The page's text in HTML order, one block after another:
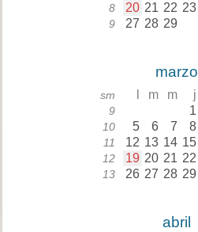
8 20 21 22 23
9 27 28 29
marzo
sm m m j
9 1
10 5 6 7 8
11 12 13 14 15
12 19 20 21 22
13 26 27 28 29
abril